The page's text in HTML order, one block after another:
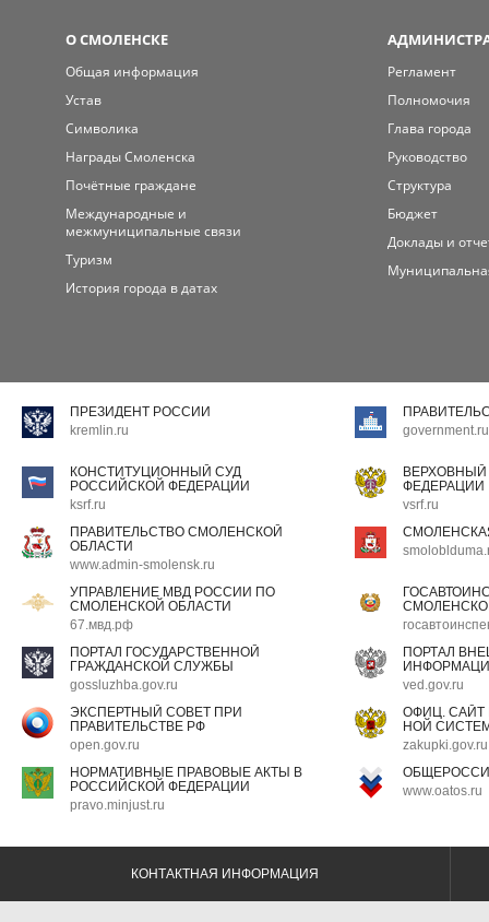
О СМОЛЕНСКЕ
Общая информация
Устав
Символика
Награды Смоленска
Почётные граждане
Международные и
межмуниципальные связи
Туризм
История города в датах
Регламент
Полномочия
Глава города
Руководство
Структура
Бюджет
Доклады и
ПРЕЗИДЕНТ РОССИИ
kremlin.ru
government.ru
КОНСТИТУЦИОННЫЙ СУД
РОССИЙСКОЙ ФЕДЕРАЦИИ
ksrf.ru
ФЕДЕРАЦИИ
vsrf.ru
ПРАВИТЕЛЬСТВО СМОЛЕНСКОЙ
ОБЛАСТИ
www.admin-smolensk.ru
УПРАВЛЕНИЕ МВД РОССИИ ПО
СМОЛЕНСКОЙ ОБЛАСТИ
67.мвд.рф
ПОРТАЛ ГОСУДАРСТВЕННОЙ
ГРАЖДАНСКОЙ СЛУЖБЫ
gossluzhba.gov.ru
ПОРТАЛ
ved.gov.ru
ЭКСПЕРТНЫЙ СОВЕТ ПРИ
ПРАВИТЕЛЬСТВЕ РФ
open.gov.ru
ОФИЦ.
НОЙ
zakupki.gov.ru
НОРМАТИВНЫЕ ПРАВОВЫЕ АКТЫ В
РОССИЙСКОЙ ФЕДЕРАЦИИ
pravo.minjust.ru
www.oatos.ru
КОНТАКТНАЯ ИНФОРМАЦИЯ